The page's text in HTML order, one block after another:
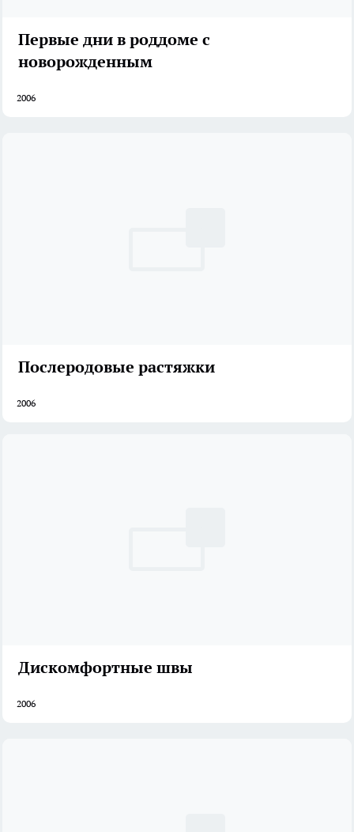
Первые дни в роддоме с
новорожденным
2006
Послеродовые растяжки
2006
Дискомфортные швы
2006